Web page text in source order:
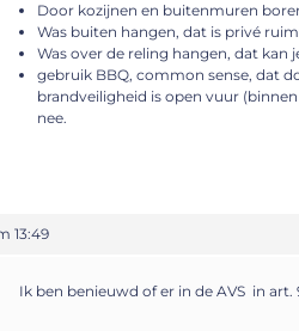
Door kozijnen en buitenmuren
Was buiten hangen, dat is privé
Was over de reling hangen, dat kan
gebruik BBQ, common sense, dat
brandveiligheid is open vuur
nee.
13:49
Ik ben benieuwd of er in de AVS in art.